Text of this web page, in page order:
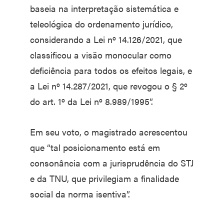
baseia na interpretação sistemática e
teleológica do ordenamento jurídico,
considerando a Lei nº 14.126/2021, que
classificou a visão monocular como
deficiência para todos os efeitos legais, e
a Lei nº 14.287/2021, que revogou o § 2º
do art. 1º da Lei nº 8.989/1995”.
Em seu voto, o magistrado acrescentou
que “tal posicionamento está em
consonância com a jurisprudência do STJ
e da TNU, que privilegiam a finalidade
social da norma isentiva”.